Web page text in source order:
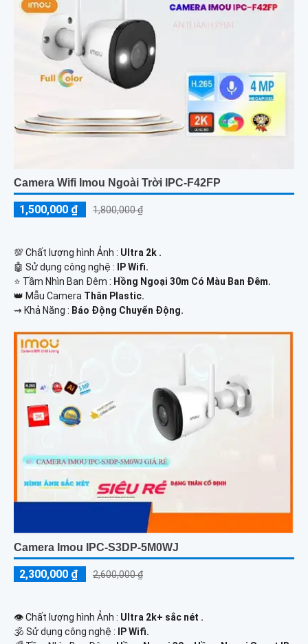
Camera Wifi Imou Ngoài Trời IPC-F42FP
1,500,000 ₫ 1,800,000 ₫
💯 Chất lượng hình Ảnh : Ultra 2k .
🤖️ Sử dụng công nghệ :
IP Wifi.
⭐ Tầm Nhìn Ban Đêm : Hồng Ngoại 30m Có Màu Ban Đêm.
👑 Mẫu Camera Thân Plastic.
️⇝ Khả Năng : Báo Động Chuyển Động.
Camera Imou IPC-S3DP-5M0WJ
2,300,000 ₫ 2,600,000 ₫
👁 Chất lượng hình Ảnh : Ultra 2k+ sắc nét .
🕉️ Sử dụng công nghệ :
IP Wifi.